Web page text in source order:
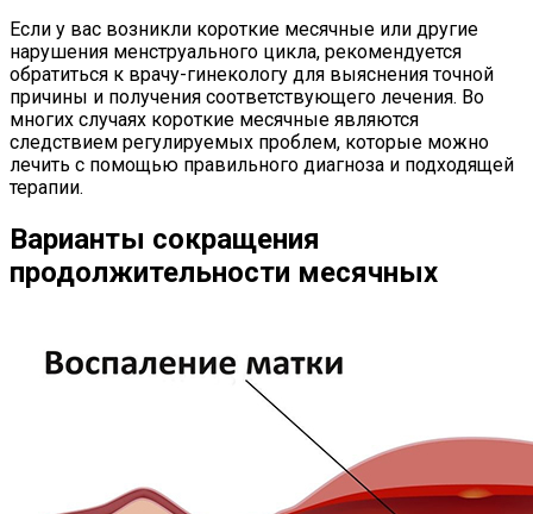
Если у вас возникли короткие месячные или другие
нарушения менструального цикла, рекомендуется
обратиться к врачу-гинекологу для выяснения точной
причины и получения соответствующего лечения. Во
многих случаях короткие месячные являются
следствием регулируемых проблем, которые можно
лечить с помощью правильного диагноза и подходящей
терапии.
Варианты сокращения
продолжительности месячных